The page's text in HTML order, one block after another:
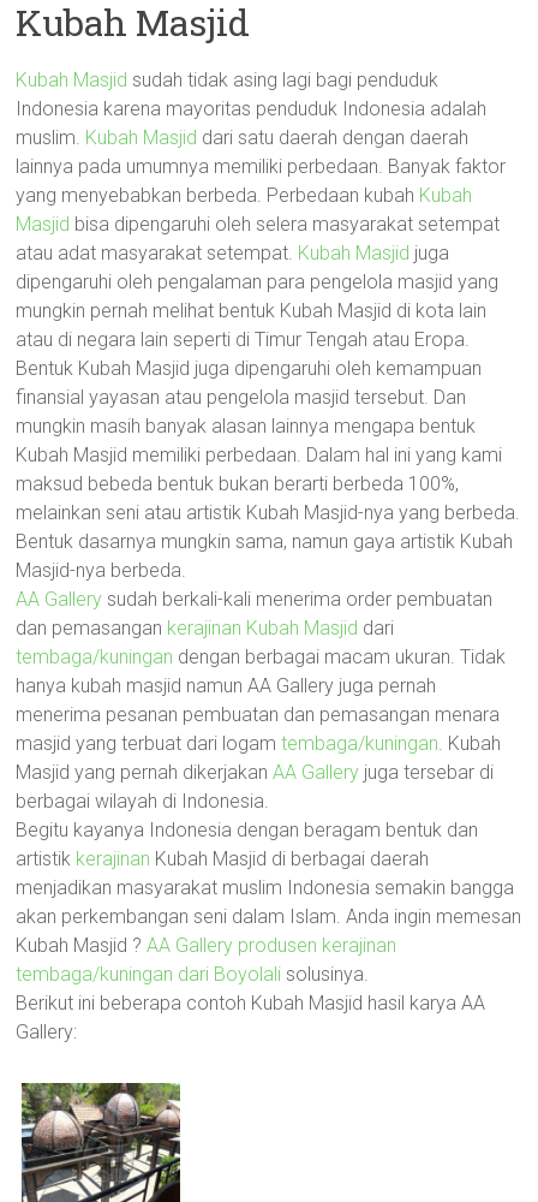
Kubah Masjid
Kubah Masjid sudah tidak asing lagi bagi penduduk
Indonesia karena mayoritas penduduk Indonesia adalah
muslim. Kubah Masjid dari satu daerah dengan daerah
lainnya pada umumnya memiliki perbedaan. Banyak faktor
yang menyebabkan berbeda. Perbedaan kubah Kubah
Masjid bisa dipengaruhi oleh selera masyarakat setempat
atau adat masyarakat setempat. Kubah Masjid juga
dipengaruhi oleh pengalaman para pengelola masjid yang
mungkin pernah melihat bentuk Kubah Masjid di kota lain
atau di negara lain seperti di Timur Tengah atau Eropa.
Bentuk Kubah Masjid juga dipengaruhi oleh kemampuan
finansial yayasan atau pengelola masjid tersebut. Dan
mungkin masih banyak alasan lainnya mengapa bentuk
Kubah Masjid memiliki perbedaan. Dalam hal ini yang kami
maksud bebeda bentuk bukan berarti berbeda 100%,
melainkan seni atau artistik Kubah Masjid-nya yang berbeda.
Bentuk dasarnya mungkin sama, namun gaya artistik Kubah
Masjid-nya berbeda.
AA Gallery sudah berkali-kali menerima order pembuatan
dan pemasangan kerajinan Kubah Masjid dari
tembaga/kuningan dengan berbagai macam ukuran. Tidak
hanya kubah masjid namun AA Gallery juga pernah
menerima pesanan pembuatan dan pemasangan menara
masjid yang terbuat dari logamtembaga/kuningan. Kubah
Masjid yang pernah dikerjakanAA Gallery juga tersebar di
berbagai wilayah di Indonesia.
Begitu kayanya Indonesia dengan beragam bentuk dan
artistik kerajinan Kubah Masjid di berbagai daerah
menjadikan masyarakat muslim Indonesia semakin bangga
akan perkembangan seni dalam Islam. Anda ingin memesan
Kubah Masjid ?AA Gallery produsen kerajinan
tembaga/kuningan dari Boyolali solusinya.
Berikut ini beberapa contoh Kubah Masjid hasil karya AA
Gallery: